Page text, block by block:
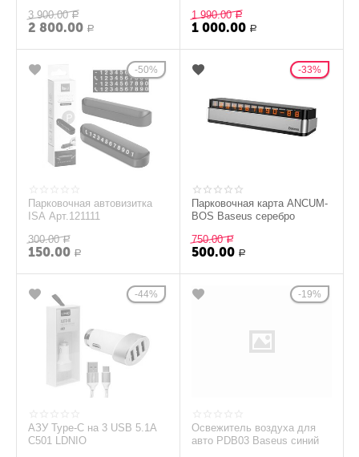
3 900.00 Р
2 800.00 Р
1 990.00 Р
1 000.00 Р
50%
Парковочная автовизитка
ISA Арт.121111
300.00 Р
150.00 Р
33%
Парковочная карта ANCUM-
BOS Baseus серебро
750.00 Р
500.00 Р
44%
АЗУ Type-C на 3 USB 5.1А
C501 LDNIO
19%
Освежитель воздуха для
авто PDB03 Baseus синий